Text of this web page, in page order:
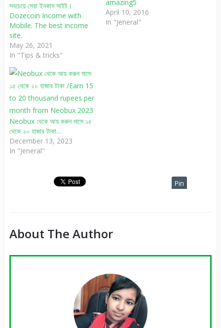
সবচেয়ে সেরা ইনকাম সাইট।
Dozecoin Income with
Mobile. The best income
site.
May 26, 2021
In "Tips & tricks"
amazing5
April 10, 2016
In "Jeneral"
Neobux থেকে আয় করুন মাসে ১৫
থেকে ২০ হাজার টাকা…
December 13, 2023
In "Jeneral"
Pin
About The Author